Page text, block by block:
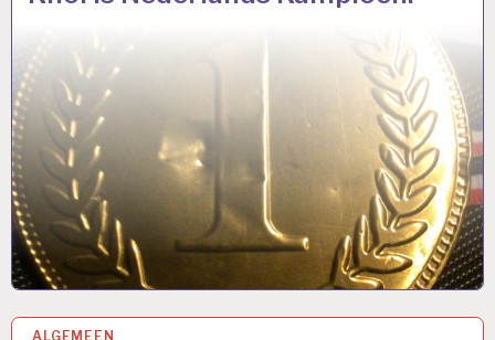
ALGEMEEN
18 APR 2021